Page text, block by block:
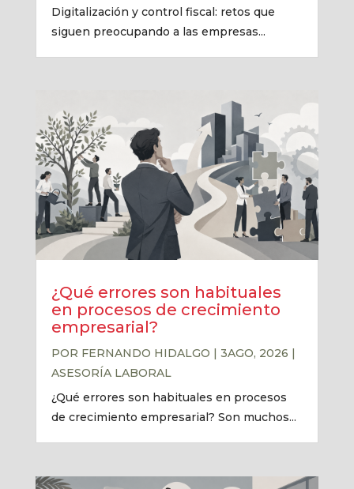
Digitalización y control fiscal: retos que
siguen preocupando a las empresas...
¿Qué errores son habituales
en procesos de crecimiento
empresarial?
POR FERNANDO HIDALGO 3AGO, 2026
ASESORÍA LABORAL
¿Qué errores son habituales en procesos
de crecimiento empresarial? Son muchos...